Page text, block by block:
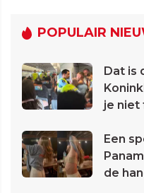
POPULAIR
Dat is
je niet
Een
de